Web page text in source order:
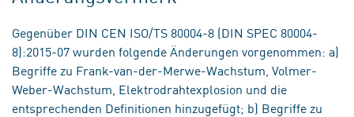
Gegenüber DIN CEN ISO/TS 80004-8 (DIN SPEC 80004-
8):2015-07 wurden folgende Änderungen vorgenommen: a)
Begriffe zu Frank-van-der-Merwe-Wachstum, Volmer-
Weber-Wachstum, Elektrodrahtexplosion und die
entsprechenden Definitionen hinzugefügt; b) Begriffe zu